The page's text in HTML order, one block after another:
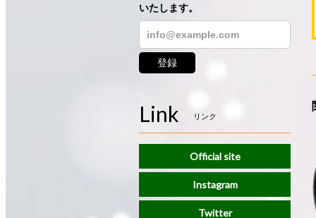
いたします。
登録
Link リンク
Official site
Instagram
Twitter